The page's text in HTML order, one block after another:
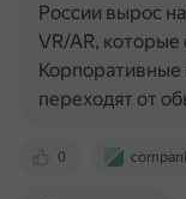
0
России вырос
VR/AR,
переходят от